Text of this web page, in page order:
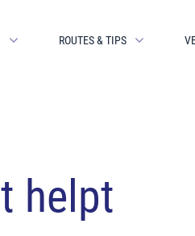
ROUTES & TIPS
helpt